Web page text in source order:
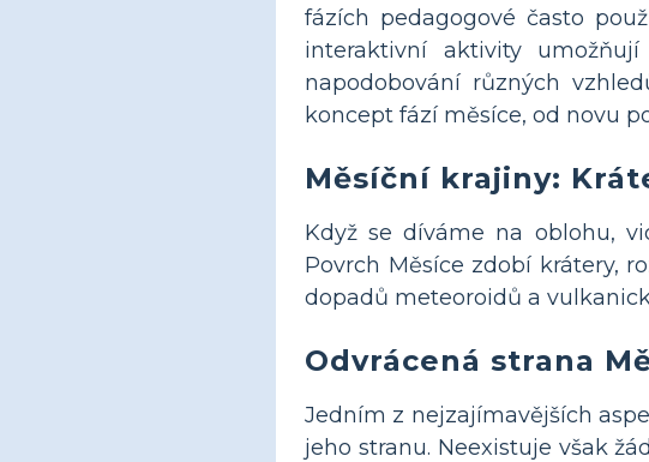
fázích pedagogové často
interaktivní aktivity
napodobování různých
koncept fází měsíce, od novu
Měsíční krajiny:
Když se díváme na oblohu,
Povrch Měsíce zdobí krátery,
dopadů meteoroidů a
Odvrácená strana
Jedním z nejzajímavějších
jeho stranu. Neexistuje však